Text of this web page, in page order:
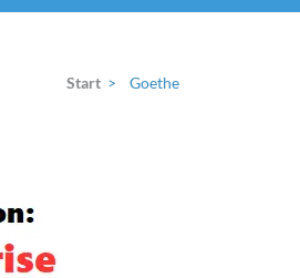
Start > Goethe